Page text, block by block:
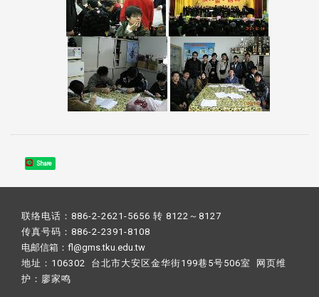
Share
联络电话：886-2-2621-5656 转 8122～8127
传真号码：886-2-2391-8108
电邮信箱：fl@gms.tku.edu.tw
地址：106302 台北市大安区金华街199巷5号506室 网页维
护： 廖家鸣​